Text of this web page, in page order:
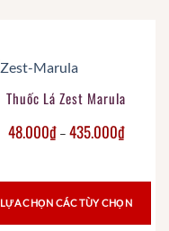
Thuốc Lá Zest Marula
48.000₫ – 435.000₫
LỰA CHỌN CÁC TÙY CHỌN